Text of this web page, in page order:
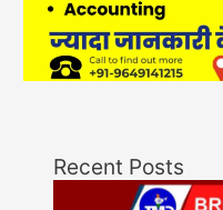
Recent Posts